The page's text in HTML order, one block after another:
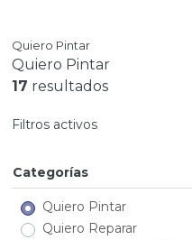
Quiero Pintar
Quiero Pintar
17 resultados
Filtros activos
Categorías
Quiero Pintar
Quiero Reparar